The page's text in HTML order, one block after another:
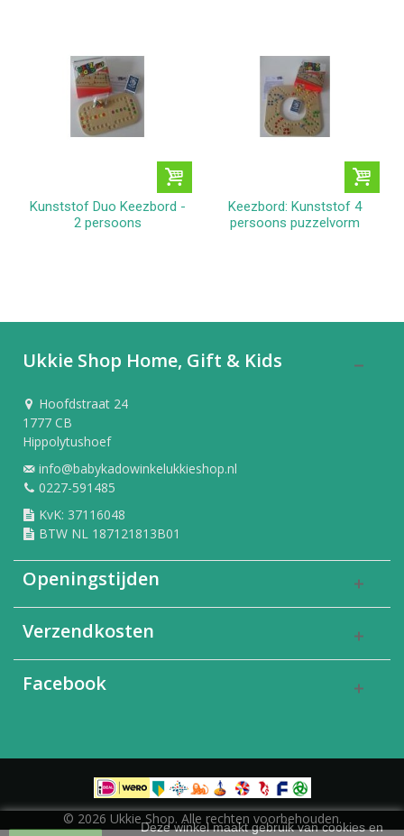
Kunststof Duo Keezbord -
2 persoons
Keezbord: Kunststof 4
persoons puzzelvorm
Ukkie Shop Home, Gift & Kids
Hoofdstraat 24
1777 CB
Hippolytushoef
info@babykadowinkelukkieshop.nl
0227-591485
KvK: 37116048
BTW NL 187121813B01
Openingstijden
Verzendkosten
Facebook
Deze winkel maakt gebruik van cookies en
© 2026 Ukkie Shop. Alle rechten voorbehouden.